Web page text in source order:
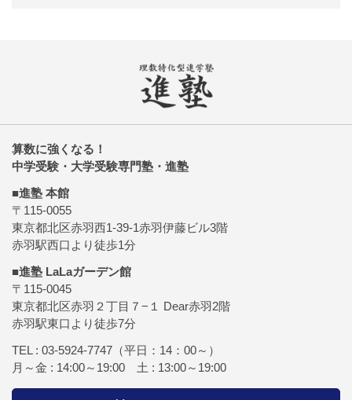
算数に強くなる！
中学受験・大学受験専門塾・進塾
■進塾 本館
〒115-0055
東京都北区赤羽西1-39-1赤羽伊藤ビル3階
赤羽駅西口より徒歩1分
■進塾 LaLaガーデン館
〒115-0045
東京都北区赤羽２丁目７−１ Dear赤羽2階
赤羽駅東口より徒歩7分
TEL : 03-5924-7747 （平日：14：00～）
月～金 : 14:00～19:00 土 : 13:00～19:00